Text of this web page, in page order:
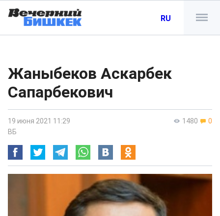
RU
Жаныбеков Аскарбек
Сапарбекович
1480 0
19 июня 2021 11:29
ВБ